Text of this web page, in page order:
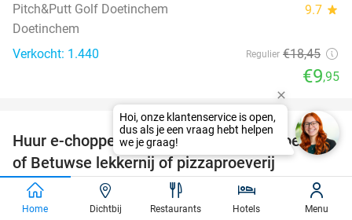
Pitch&Putt Golf Doetinchem 9.7 star
Doetinchem
Verkocht: 1.440
Regulier €18,45
€9,95
44%
Huur e-chopper (4 uur) + evt. + lunchproeverij
of Betuwse lekkernij of pizzaproeverij
Betuwe Uitje 9.6
Opheusden
Home Dichtbij Restaurants Hotels Menu
Hoi, onze klantenservice is open,
dus als je een vraag hebt helpen
we je graag!